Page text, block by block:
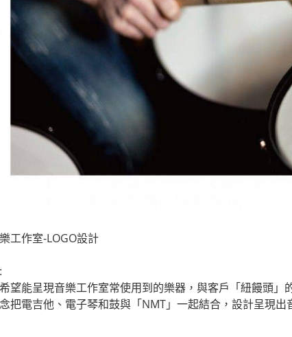
工作室-LOGO設計
望能呈現音樂工作室常使用到的樂器，與客戶「紐饅頭」
把電吉他、電子琴和鼓與「NMT」一起結合，設計呈現